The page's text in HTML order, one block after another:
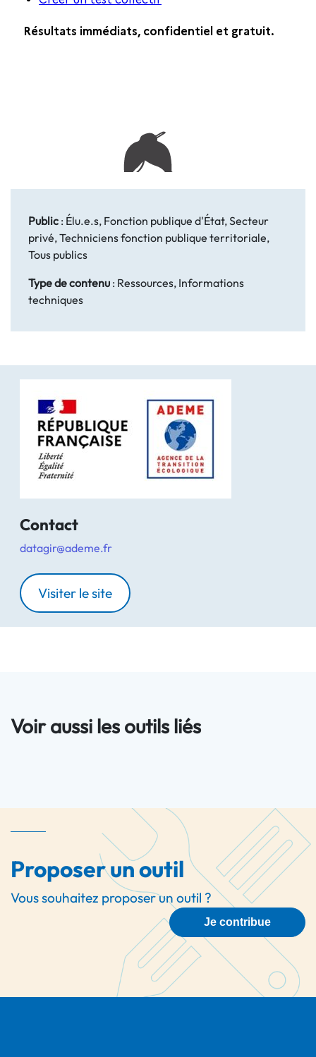
Public : Élu.e.s, Fonction publique d'État, Secteur
privé, Techniciens fonction publique territoriale,
Tous publics
Type de contenu : Ressources, Informations
techniques
Contact
datagir@ademe.fr
Visiter le site
Voir aussi les outils liés
Proposer un outil
Vous souhaitez proposer un outil ?
Je contribue